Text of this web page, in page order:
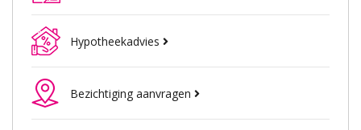
Hypotheekadvies
Bezichtiging aanvragen